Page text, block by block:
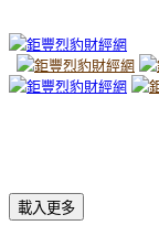
載入更多